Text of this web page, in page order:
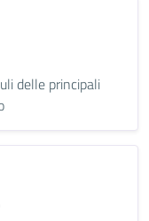
delle principali